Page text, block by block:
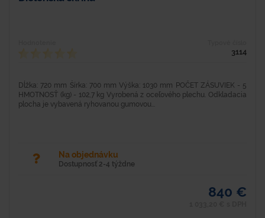
3114
Dĺžka: 720 mm Šírka: 700 mm Výška: 1030 mm POČET ZÁSUVIEK - 5
HMOTNOSŤ (kg) - 102,7 kg Vyrobená z oceľového plechu. Odkladacia
plocha je vybavená ryhovanou gumovou...
Na objednávku
Dostupnosť 2-4 týždne
840 €